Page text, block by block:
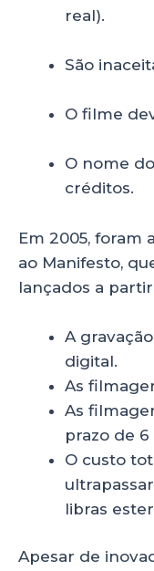
real).
São
O filme
O nome
créditos.
Em 2005, foram
ao Manifesto,
lançados a
A
digital.
As
As
prazo de 6
O custo
libras
Apesar de